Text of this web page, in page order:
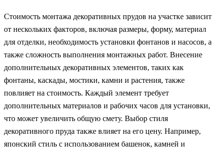
Стоимость монтажа декоративных прудов на участке зависит
от нескольких факторов, включая размеры, форму, материал
для отделки, необходимость установки фонтанов и насосов, а
также сложность выполнения монтажных работ. Внесение
дополнительных декоративных элементов, таких как
фонтаны, каскады, мостики, камни и растения, также
повлияет на стоимость. Каждый элемент требует
дополнительных материалов и рабочих часов для установки,
что может увеличить общую смету. Выбор стиля
декоративного пруда также влияет на его цену. Например,
японский стиль с использованием башенок, камней и